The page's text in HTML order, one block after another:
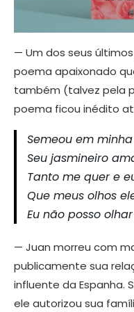
— Um dos seus
poema apaixonado
também (talvez pela
poema ficou inédito
Semeou em
Seu jasmineiro
Tanto me quer e
Que meus olhos
Eu não posso
— Juan morreu com
publicamente sua
influente da Espanha.
ele autorizou sua